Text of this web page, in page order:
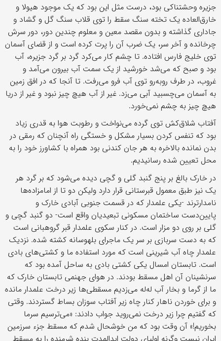
جزیره وحشتناکی بود، درست مثل این بود که یک موجود هیولا و
خارق‌العاده یک تخته سنگ سقط را توی قلاب سنگ گل و گشاد و
جاداری گذاشته و بدون مقصد معین و معلوم چندین دور، دور سرش
چرخانده و آخر سر، یک ضرب آن را پرت کرده است و از قضای آسمان
توی خلیج فارس افتاده. تا چشم کار می‌کرد گرد بر گرد جزیره، آب
بود و صبح که می‌شد خورشید از یک سمت آب بیرون می‌آمد و
غروب، در طرف روبه‌رو توی آب فرو می‌رفت. تا آنجا که در افق زمین
به آسمان می‌چسبید آبی می‌زد. غیر از آب هیچ چیز نبود و غیر از دریا
هیچ چیز به چشم نمی‌خورد.
آفتاب شلاق‌کش توی گرده می‌نواخت و رطوبت هوا به قدری زیاد
بود که تنفس کردن بسیار مشکل و خستگی راه آنچنان که رمقی در
بدن نمانده بالاخره به هر جان کندنی بود همراه با کشاورز خود را به
محل تعیین شده رسانیدیم.
در خارک بالغ بر پنج گنبد گلی و گچی دیده می‌شود که بر گرد هر
یک نیز طبق معمول قبرستانی قرار دارد ولیکن دو تا از امامزاده‌ها
نامدارترند -یکی علمدار که در قسمت جنوبی آبادی خارک و
پایین‌دست ساختمان مسکونی تبعیدیان واقع است- دو گنبد گچی و
گلی بر روی دو مزار است. در کنار سکوی علمدار قبر گروهبانی است
که به دست سربازی بر سر یک ماجرای بلهوسانه کشته شده. نزدیک
علمدار چاه آب شیرینی است که مورد استفاده ما و کشتی‌های بادی
است. تابستان امسال یکی کشتی بادی به ساحل آمده بود که
سرنشینان آن اهل مسقط بودند. در هوای جهنمی تابستان خارک که
ما از گرما و بخار آب له‌له می‌زدیم مسقطی‌ها زیر درخت علمدار مانده
و برای خوردن ناهار کنار چاه زیر آفتاب سوزان بساط گستردند. وقتی
که گفتیم چرا زیر درخت نمی‌روید جواب دادند: «می‌ترسیم سرما
بخوریم!» آن وقت بود که من خوشحال شدم که مسقط جزء سرزمین